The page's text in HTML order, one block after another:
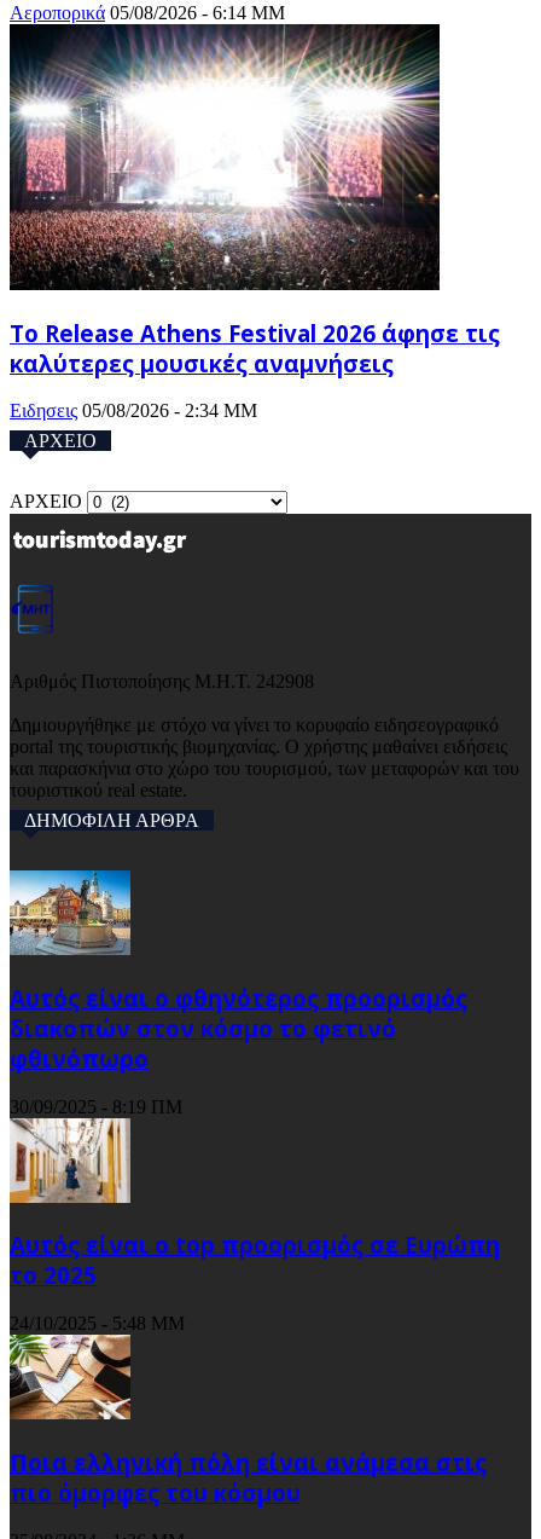
Αεροπορικά 05/08/2026 - 6:14 ΜΜ
Το Release Athens Festival 2026 άφησε τις
καλύτερες μουσικές αναμνήσεις
Ειδησεις 05/08/2026 - 2:34 ΜΜ
ΑΡΧΕΙΟ
ΑΡΧΕΙΟ
Αριθμός Πιστοποίησης Μ.Η.Τ. 242908
Δημιουργήθηκε με στόχο να γίνει το κορυφαίο ειδησεογραφικό
portal της τουριστικής βιομηχανίας. Ο χρήστης μαθαίνει ειδήσεις
και παρασκήνια στο χώρο του τουρισμού, των μεταφορών και του
τουριστικού real estate.
ΔΗΜΟΦΙΛΗ ΑΡΘΡΑ
Αυτός είναι ο φθηνότερος προορισμός
διακοπών στον κόσμο το φετινό
φθινόπωρο
30/09/2025 - 8:19 ΠΜ
Αυτός είναι ο top προορισμός σε Ευρώπη
το 2025
24/10/2025 - 5:48 ΜΜ
Ποια ελληνική πόλη είναι ανάμεσα στις
πιο όμορφες του κόσμου